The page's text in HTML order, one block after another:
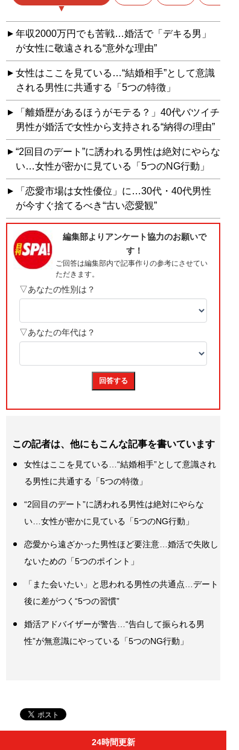
年収2000万円でも苦戦…婚活で「デキる男」
が女性に敬遠される“意外な理由”
女性はここを見ている…“結婚相手”として意識
される男性に共通する「5つの特徴」
「離婚歴があるほうがモテる？」40代バツイチ
男性が婚活で女性から支持される“納得の理由”
“2回目のデート”に誘われる男性は絶対にやらな
い…女性が密かに見ている「5つのNG行動」
「恋愛市場は女性優位」に…30代・40代男性
が今すぐ捨てるべき“古い恋愛観”
この記者は、他にもこんな記事を書いています
女性はここを見ている…“結婚相手”として意識され
る男性に共通する「5つの特徴」
“2回目のデート”に誘われる男性は絶対にやらな
い…女性が密かに見ている「5つのNG行動」
恋愛から遠ざかった男性ほど要注意…婚活で失敗し
ないための「5つのポイント」
「また会いたい」と思われる男性の共通点…デート
後に差がつく“5つの習慣”
婚活アドバイザーが警告…“告白して振られる男
性”が無意識にやっている「5つのNG行動」
24時間更新